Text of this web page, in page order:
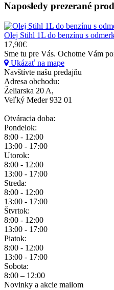
Naposledy prezerané
Olej Stihl 1L do benzínu s
17,90€
Sme tu pre Vás. Ochotne Vám
Ukázať na mape
Navštívte našu predajňu
Adresa obchodu:
Želiarska 20 A,
Veľký Meder 932 01
Otváracia doba:
Pondelok:
8:00 - 12:00
13:00 - 17:00
Utorok:
8:00 - 12:00
13:00 - 17:00
Streda:
8:00 - 12:00
13:00 - 17:00
Štvrtok:
8:00 - 12:00
13:00 - 17:00
Piatok:
8:00 - 12:00
13:00 - 17:00
Sobota:
8:00 – 12:00
Novinky a akcie mailom